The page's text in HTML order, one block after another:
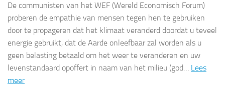
De communisten van het WEF (Wereld Economisch Forum)
proberen de empathie van mensen tegen hen te gebruiken
door te propageren dat het klimaat veranderd doordat u teveel
energie gebruikt, dat de Aarde onleefbaar zal worden als u
geen belasting betaald om het weer te veranderen en uw
levenstandaard opoffert in naam van het milieu (god… Lees
meer